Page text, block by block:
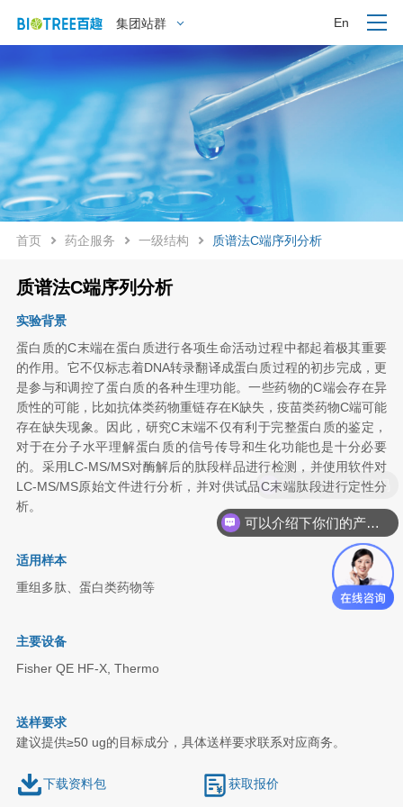
集团站群 En
首页 药企服务 一级结构 质谱法C端序列分析
质谱法C端序列分析
实验背景
蛋白质的C末端在蛋白质进行各项生命活动过程中都起着极其重要
的作用。它不仅标志着DNA转录翻译成蛋白质过程的初步完成，更
是参与和调控了蛋白质的各种生理功能。一些药物的C端会存在异
质性的可能，比如抗体类药物重链存在K缺失，疫苗类药物C端可能
存在缺失现象。因此，研究C末端不仅有利于完整蛋白质的鉴定，
对于在分子水平理解蛋白质的信号传导和生化功能也是十分必要
的。采用LC-MS/MS对酶解后的肽段样品进行检测，并使用软件对
LC-MS/MS原始文件进行分析，并对供试品C末端肽段进行定性分
析。
适用样本
重组多肽、蛋白类药物等
主要设备
Fisher QE HF-X, Thermo
送样要求
建议提供≥50 ug的目标成分，具体送样要求联系对应商务。
下载资料包 获取报价
可以介绍下你们的产品么
现在有优惠活动吗